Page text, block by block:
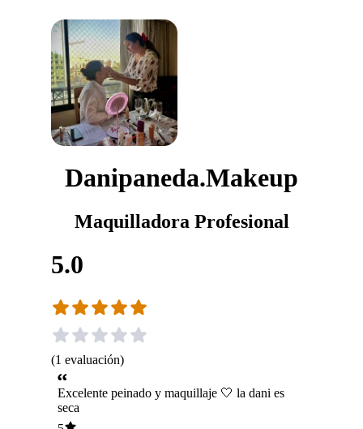
Danipaneda.Makeup
Maquilladora Profesional
5.0
(1 evaluación)
Excelente peinado y maquillaje 🤍 la dani es
seca